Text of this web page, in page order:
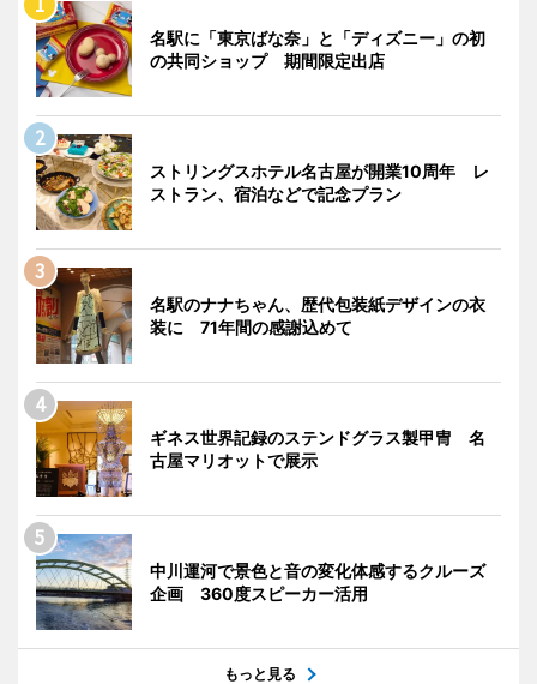
名駅に「東京ばな奈」と「ディズニー」の初
の共同ショップ 期間限定出店
ストリングスホテル名古屋が開業10周年 レ
ストラン、宿泊などで記念プラン
名駅のナナちゃん、歴代包装紙デザインの衣
装に 71年間の感謝込めて
ギネス世界記録のステンドグラス製甲冑 名
古屋マリオットで展示
中川運河で景色と音の変化体感するクルーズ
企画 360度スピーカー活用
もっと見る